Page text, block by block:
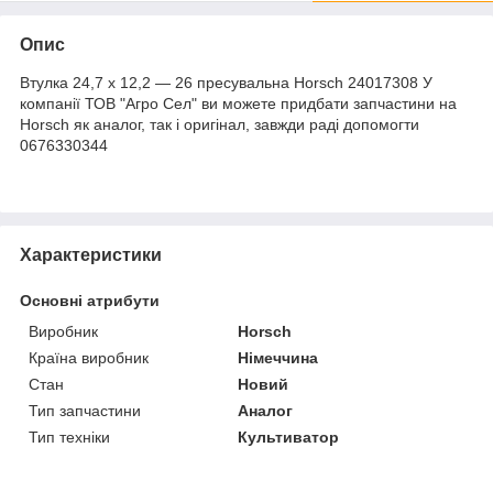
Опис
Втулка 24,7 x 12,2 — 26 пресувальна Horsch 24017308 У
компанії ТОВ "Агро Сел" ви можете придбати запчастини на
Horsch як аналог, так і оригінал, завжди раді допомогти
0676330344
Характеристики
Основні атрибути
Виробник
Horsch
Країна виробник
Німеччина
Стан
Новий
Тип запчастини
Аналог
Тип техніки
Культиватор